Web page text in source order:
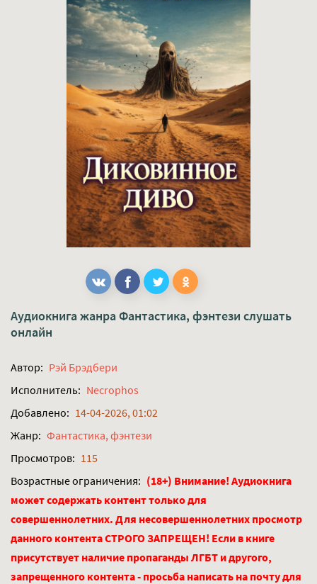
Аудиокнига жанра Фантастика, фэнтези слушать
онлайн
Автор: Рэй Брэдбери
Исполнитель: Necrophos
Добавлено: 14-04-2026, 01:02
Жанр: Фантастика, фэнтези
Просмотров: 115
Возрастные ограничения: (18+) Внимание! Аудиокнига
может содержать контент только для
совершеннолетних. Для несовершеннолетних просмотр
данного контента СТРОГО ЗАПРЕЩЕН! Если в книге
присутствует наличие пропаганды ЛГБТ и другого,
запрещенного контента - просьба написать на почту для